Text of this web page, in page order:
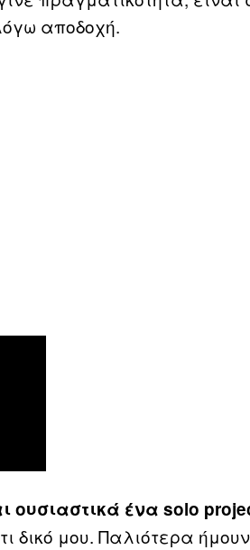
αποδοχή.
ουσιαστικά ένα solo
δικό μου. Παλιότερα